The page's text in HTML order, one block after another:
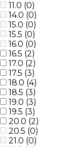
11.0 (0)
14.0 (0)
15.0 (0)
15.5 (0)
16.0 (0)
16.5 (2)
17.0 (2)
17.5 (3)
18.0 (4)
18.5 (3)
19.0 (3)
19.5 (3)
20.0 (2)
20.5 (0)
21.0 (0)